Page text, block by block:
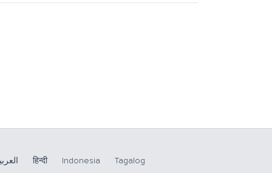
हिन्दी Indonesia Tagalog